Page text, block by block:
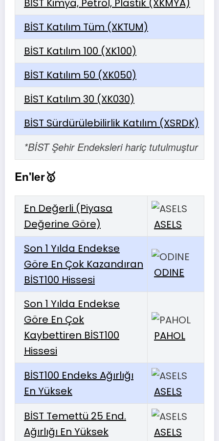
BİST Katılım Tüm (XKTUM)
BİST Katılım 100 (XK100)
BİST Katılım 50 (XK050)
BİST Katılım 30 (XK030)
BİST Sürdürülebilirlik Katılım (XSRDK)
*BİST Şehir Endeksleri hariç tutulmuştur
En'ler🥇
En Değerli (Piyasa
Değerine Göre)
ASELS
Son 1 Yılda Endekse
Göre En Çok Kazandıran
BİST100 Hissesi
ODINE
Son 1 Yılda Endekse
Göre En Çok
Kaybettiren BİST100
Hissesi
PAHOL
BİST100 Endeks Ağırlığı
En Yüksek
ASELS
BİST Temettü 25 End.
Ağırlığı En Yüksek
ASELS